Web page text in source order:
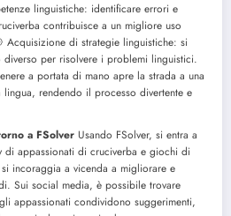
linguistiche: identificare errori e
contribuisce a un migliore uso
Acquisizione di strategie linguistiche: si
diverso per risolvere i problemi linguistici.
a portata di mano apre la strada a una
rendendo il processo divertente e
a FSolver Usando FSolver, si entra a
di appassionati di cruciverba e giochi di
incoraggia a vicenda a migliorare e
Sui social media, è possibile trovare
appassionati condividono suggerimenti,